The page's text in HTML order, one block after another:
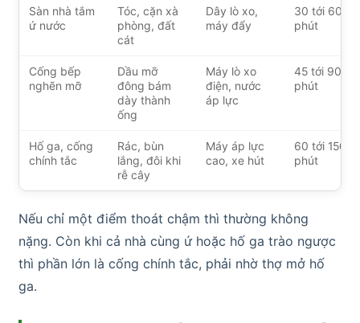
Sàn nhà tắm
ứ nước
Tóc, cặn xà
phòng, đất
cát
Dây lò xo,
máy đẩy
30 tới 60
phút
Cống bếp
nghẽn mỡ
Dầu mỡ
đông bám
dày thành
ống
Máy lò xo
điện, nước
áp lực
45 tới 90
phút
Hố ga, cống
chính tắc
Rác, bùn
lắng, đôi khi
rễ cây
Máy áp lực
cao, xe hút
60 tới 150
phút
Nếu chỉ một điểm thoát chậm thì thường không
nặng. Còn khi cả nhà cùng ứ hoặc hố ga trào ngược
thì phần lớn là cống chính tắc, phải nhờ thợ mở hố
ga.